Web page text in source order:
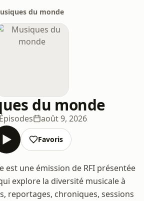
du monde
du monde
août 9, 2026
Favoris
est une émission de RFI présentée
explore la diversité musicale à
reportages, chroniques, sessions